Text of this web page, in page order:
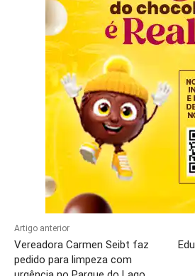
Artigo anterior
Vereadora Carmen Seibt faz
pedido para limpeza com